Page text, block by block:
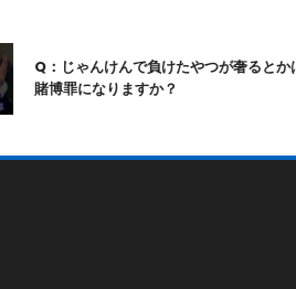
Q：じゃんけんで負けたやつが奢るとかは
賭博罪になりますか？